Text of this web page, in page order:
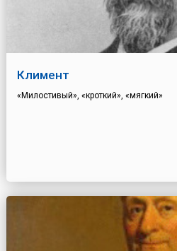
Климент
«Милостивый», «кроткий», «мягкий»